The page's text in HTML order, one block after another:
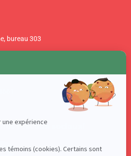
réseaux sociaux!
bureau 303